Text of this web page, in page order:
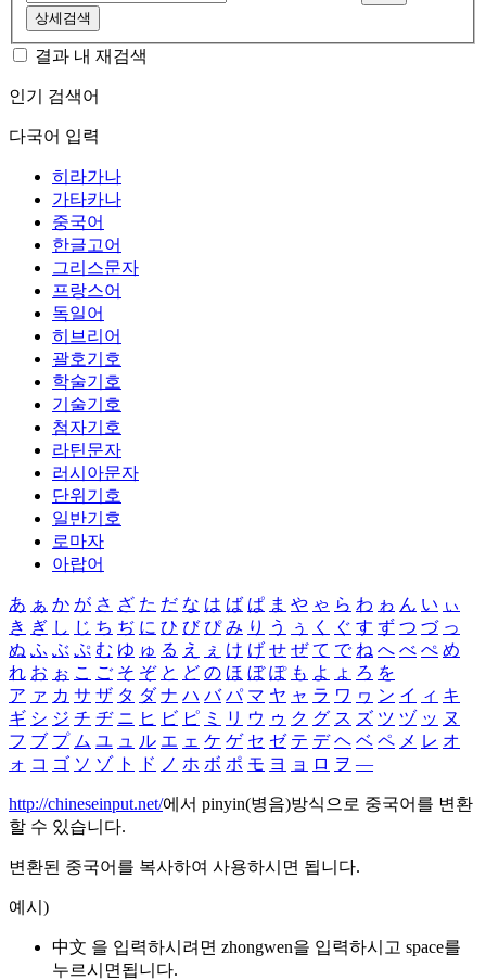
상세검색
결과 내 재검색
인기 검색어
다국어 입력
히라가나
가타카나
중국어
한글고어
그리스문자
프랑스어
독일어
히브리어
괄호기호
학술기호
기술기호
첨자기호
라틴문자
러시아문자
단위기호
일반기호
로마자
아랍어
あ ぁ か が さ ざ た だ な は ば ぱ ま や ゃ ら わ ゎ ん い ぃ
き ぎ し じ ち ぢ に ひ び ぴ み り う ぅ く ぐ す ず つ づ っ
ぬ ふ ぶ ぷ む ゆ ゅ る え ぇ け げ せ ぜ て で ね へ べ ぺ め
れ お ぉ こ ご そ ぞ と ど の ほ ぼ ぽ も よ ょ ろ を
ア ァ カ サ ザ タ ダ ナ ハ バ パ マ ヤ ャ ラ ワ ヮ ン イ ィ キ
ギ シ ジ チ ヂ ニ ヒ ビ ピ ミ リ ウ ゥ ク グ ス ズ ツ ヅ ッ ヌ
フ ブ プ ム ユ ュ ル エ ェ ケ ゲ セ ゼ テ デ ヘ ベ ペ メ レ オ
ォ コ ゴ ソ ゾ ト ド ノ ホ ボ ポ モ ヨ ョ ロ ヲ ―
http://chineseinput.net/에서 pinyin(병음)방식으로 중국어를 변환
할 수 있습니다.
변환된 중국어를 복사하여 사용하시면 됩니다.
예시)
中文 을 입력하시려면 zhongwen을 입력하시고 space를
누르시면됩니다.